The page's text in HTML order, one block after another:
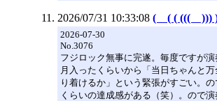
2026/07/31 10:33:08 ( ( ( ((( )))
2026-07-30
No.3076
フジロック無事に完遂。毎度ですが
月入ったくらいから「当日ちゃんと
り着けるか」という緊張がすごい。
くらいの達成感がある（笑）。ので